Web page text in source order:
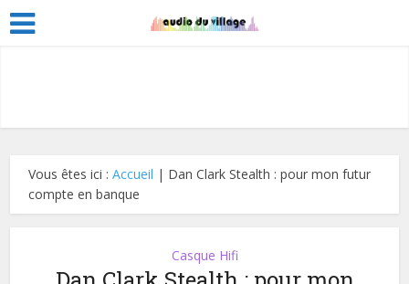
Vous êtes ici :Accueil | Dan Clark Stealth : pour mon futur
compte en banque
Casque Hifi